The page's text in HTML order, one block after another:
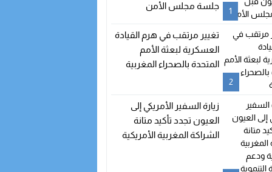
1
جلسة مجلس الأمن
2
تغيير مرتقب في هرم القيادة
العسكرية لبعثة الأمم
المتحدة بالصحراء المغربية
زيارة السفير الأمريكي إلى
العيون تجدد تأكيد متانة
الشراكة المغربية الأمريكية